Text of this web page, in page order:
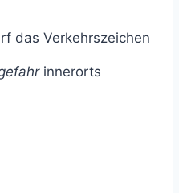
das Verkehrszeichen
innerorts